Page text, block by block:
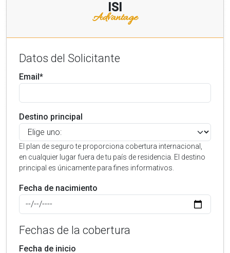
ISI
Advantage
Datos del Solicitante
Email*
Destino principal
El plan de seguro te proporciona cobertura internacional,
en cualquier lugar fuera de tu país de residencia. El destino
principal es únicamente para fines informativos.
Fecha de nacimiento
Fechas de la cobertura
Fecha de inicio